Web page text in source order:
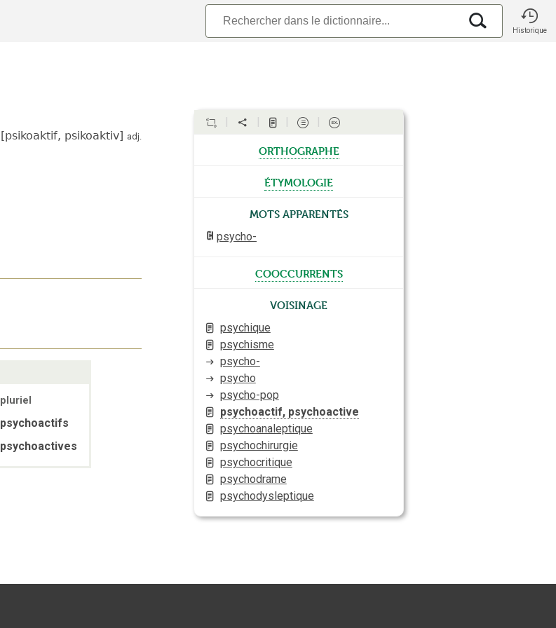
Historique
[psikoaktif, psikoaktiv] adj.
pluriel
psychoactifs
psychoactives
orthographe
étymologie
Mots apparentés
psycho-
cooccurrents
Voisinage
psychique
psychisme
psycho-
psycho
psycho-pop
psychoactif, psychoactive
psychoanaleptique
psychochirurgie
psychocritique
psychodrame
psychodysleptique